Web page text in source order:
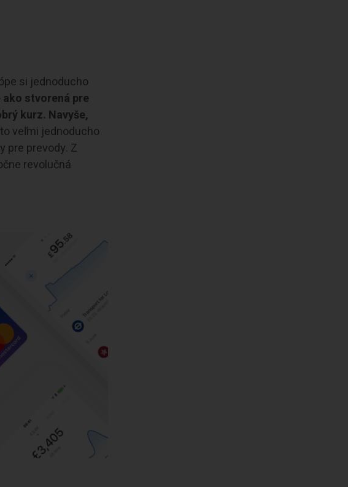
si jednoducho
ako stvorená pre
kurz. Navyše,
veľmi jednoducho
pre prevody. Z
revolučná